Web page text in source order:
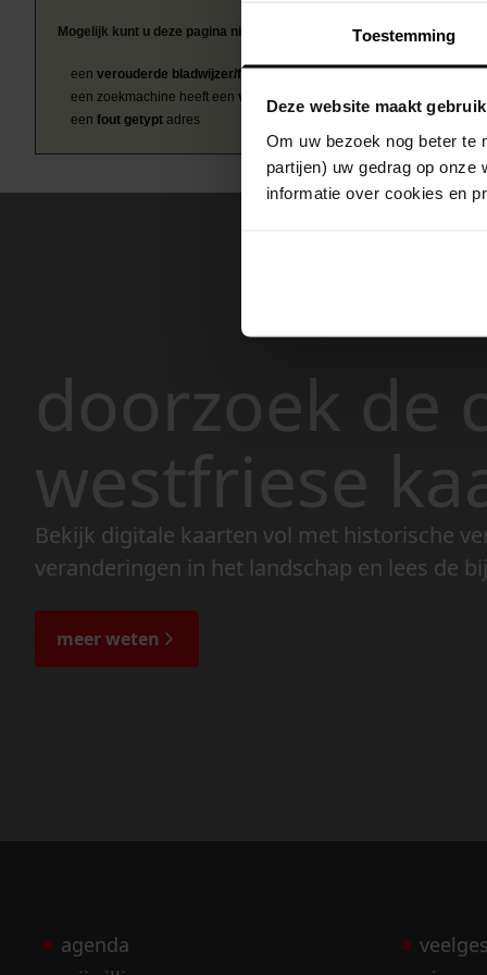
Toestemming
Deze website maakt
Om uw bezoek nog beter te
partijen) uw gedrag op
informatie over cookies en
Mogelijk kunt u deze pagina niet bezoeken door:
een verouderde bladwijzer/favoriet
een zoekmachine heeft een verouderde lijst van de website
een fout getypt adres
doorzoek de
westfriese
Bekijk digitale kaarten vol met historische
veranderingen in het landschap en lees de
meer weten
agenda